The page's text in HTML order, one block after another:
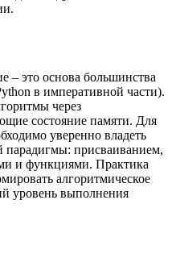
– это основа большинства
в императивной части).
через
состояние памяти. Для
уверенно владеть
парадигмы: присваиванием,
и функциями. Практика
алгоритмическое
уровень выполнения